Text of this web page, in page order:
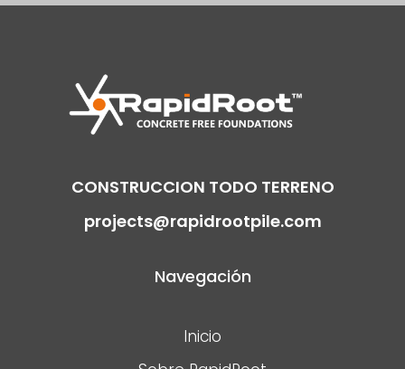
CONSTRUCCION TODO TERRENO
projects@rapidrootpile.com
Navegación
Inicio